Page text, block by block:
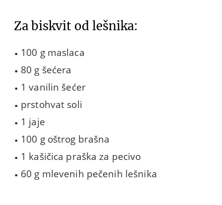
Za biskvit od lešnika:
100 g maslaca
80 g šećera
1 vanilin šećer
prstohvat soli
1 jaje
100 g oštrog brašna
1 kašičica praška za pecivo
60 g mlevenih pečenih lešnika